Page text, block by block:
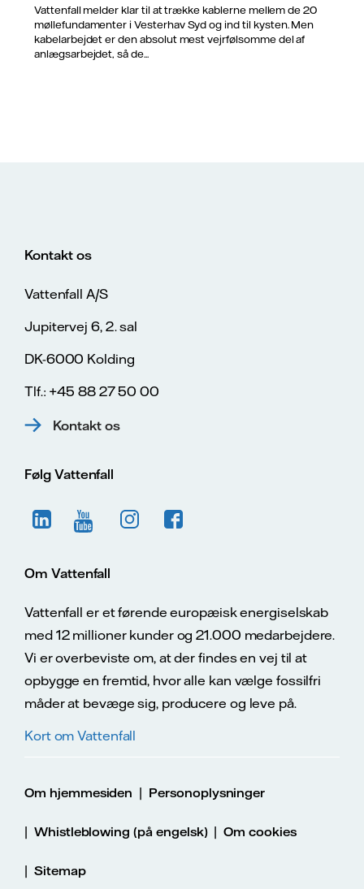
Vattenfall melder klar til at trække kablerne mellem de 20
møllefundamenter i Vesterhav Syd og ind til kysten. Men
kabelarbejdet er den absolut mest vejrfølsomme del af
anlægsarbejdet, så de...
Kontakt os
Vattenfall A/S
Jupitervej 6, 2. sal
DK-6000 Kolding
Tlf.: +45 88 27 50 00
Kontakt os
Følg Vattenfall
Om Vattenfall
Vattenfall er et førende europæisk energiselskab
med 12 millioner kunder og 21.000 medarbejdere.
Vi er overbeviste om, at der findes en vej til at
opbygge en fremtid, hvor alle kan vælge fossilfri
måder at bevæge sig, producere og leve på.
Kort om Vattenfall
Om hjemmesiden | Personoplysninger
| Whistleblowing (på engelsk)|Om cookies
| Sitemap